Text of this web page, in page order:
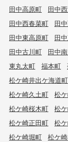
田中高原町
田中
田中西春菜町
田
田中東高原町
田
田中古川町
田中
東丸太町
福本町
松ケ崎井出ケ海道町
松ケ崎久土町
松
松ケ崎桜木町
松
松ケ崎正田町
松
松ケ崎堀町
松ケ